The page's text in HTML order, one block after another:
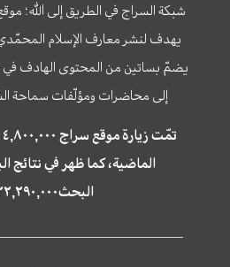
شبكة السراج في الطريق إلى الله؛
يهدف لنشر معارف الإسلام المحمّدي
يضمّ بساتين من المحتوى الهادف في
إلى محاضرات ومؤلّفات سماحة
الماضية، كما ظهر في
البحث٢٢,٢٩٠,٠٠٠ مرّة.